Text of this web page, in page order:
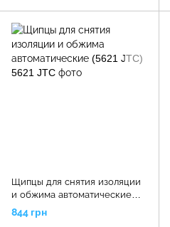
Щипцы для снятия изоляции
и обжима автоматические
(5621 JTC)
844 грн